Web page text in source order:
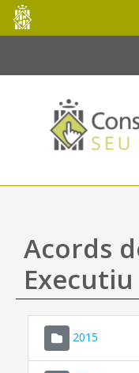
Salta al contingut principal
Consell
de
Mallorca
Acords
Executiu
2015